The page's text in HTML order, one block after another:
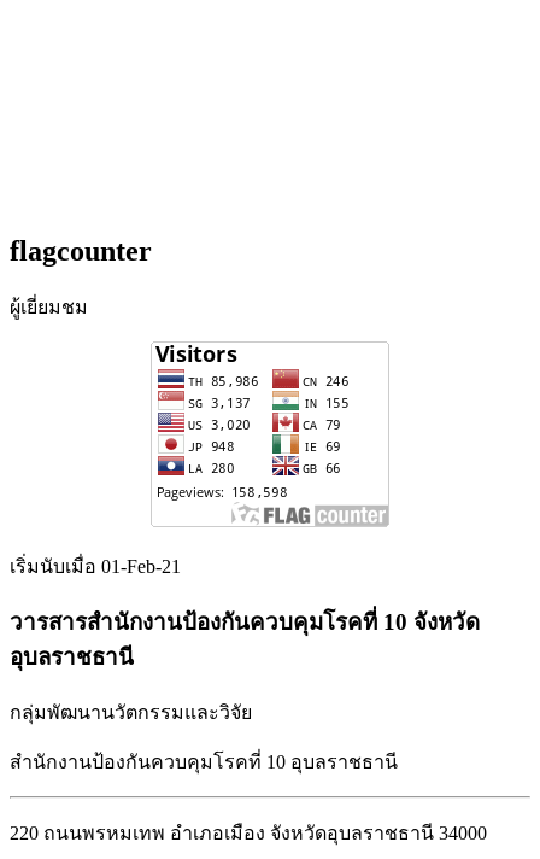
flagcounter
ผู้เยี่ยมชม
เริ่มนับเมื่อ 01-Feb-21
วารสารสำนักงานป้องกันควบคุมโรคที่ 10 จังหวัด
อุบลราชธานี
กลุ่มพัฒนานวัตกรรมและวิจัย
สำนักงานป้องกันควบคุมโรคที่ 10 อุบลราชธานี
220 ถนนพรหมเทพ อำเภอเมือง จังหวัดอุบลราชธานี 34000